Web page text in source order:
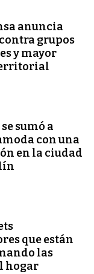
anuncia
grupos
y mayor
sumó a
con una
en la ciudad
que están
las
hogar